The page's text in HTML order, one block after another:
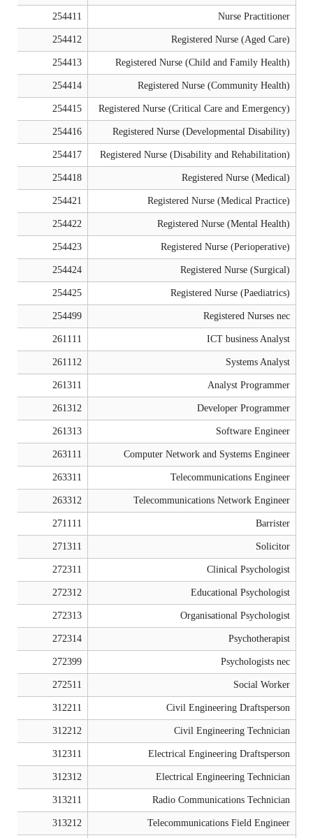
Nurse Practitioner
254411
Registered Nurse (Aged Care)
254412
Registered Nurse (Child and Family Health)
254413
Registered Nurse (Community Health)
254414
Registered Nurse (Critical Care and Emergency)
254415
Registered Nurse (Developmental Disability)
254416
Registered Nurse (Disability and Rehabilitation)
254417
Registered Nurse (Medical)
254418
Registered Nurse (Medical Practice)
254421
Registered Nurse (Mental Health)
254422
Registered Nurse (Perioperative)
254423
Registered Nurse (Surgical)
254424
Registered Nurse (Paediatrics)
254425
Registered Nurses nec
254499
ICT business Analyst
261111
Systems Analyst
261112
Analyst Programmer
261311
Developer Programmer
261312
Software Engineer
261313
Computer Network and Systems Engineer
263111
Telecommunications Engineer
263311
Telecommunications Network Engineer
263312
Barrister
271111
Solicitor
271311
Clinical Psychologist
272311
Educational Psychologist
272312
Organisational Psychologist
272313
Psychotherapist
272314
Psychologists nec
272399
Social Worker
272511
Civil Engineering Draftsperson
312211
Civil Engineering Technician
312212
Electrical Engineering Draftsperson
312311
Electrical Engineering Technician
312312
Radio Communications Technician
313211
Telecommunications Field Engineer
313212